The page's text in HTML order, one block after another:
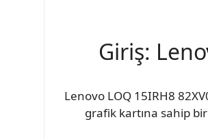
Giriş:
Lenovo LOQ 15IRH8
grafik kartına sahip